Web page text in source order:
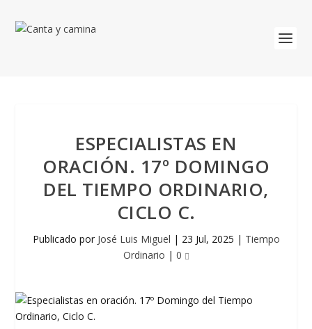
ESPECIALISTAS EN
ORACIÓN. 17º DOMINGO
DEL TIEMPO ORDINARIO,
CICLO C.
Publicado por José Luis Miguel | 23 Jul, 2025 | Tiempo
Ordinario | 0